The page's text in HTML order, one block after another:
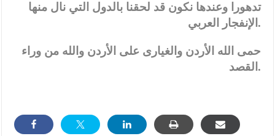
تدهورا وعندها نكون قد لحقنا بالدول التي نال منها
الإنفجار العربي.
حمى الله الأردن والغيارى على الأردن والله من وراء
القصد.